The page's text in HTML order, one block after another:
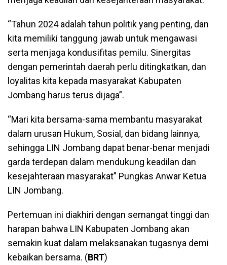
“Tahun 2024 adalah tahun politik yang penting, dan
kita memiliki tanggung jawab untuk mengawasi
serta menjaga kondusifitas pemilu. Sinergitas
dengan pemerintah daerah perlu ditingkatkan, dan
loyalitas kita kepada masyarakat Kabupaten
Jombang harus terus dijaga”.
“Mari kita bersama-sama membantu masyarakat
dalam urusan Hukum, Sosial, dan bidang lainnya,
sehingga LIN Jombang dapat benar-benar menjadi
garda terdepan dalam mendukung keadilan dan
kesejahteraan masyarakat” Pungkas Anwar Ketua
LIN Jombang.
Pertemuan ini diakhiri dengan semangat tinggi dan
harapan bahwa LIN Kabupaten Jombang akan
semakin kuat dalam melaksanakan tugasnya demi
kebaikan bersama. (BRT)